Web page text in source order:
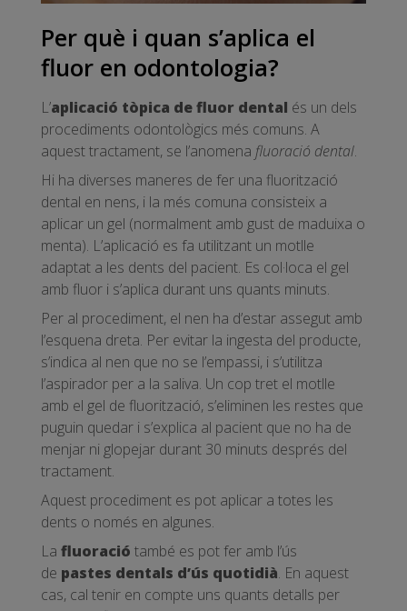
Per què i quan s’aplica el
fluor en odontologia?
L’aplicació tòpica de fluor dental és un dels
procediments odontològics més comuns. A
aquest tractament, se l’anomena fluoració dental.
Hi ha diverses maneres de fer una fluorització
dental en nens, i la més comuna consisteix a
aplicar un gel (normalment amb gust de maduixa o
menta). L’aplicació es fa utilitzant un motlle
adaptat a les dents del pacient. Es col·loca el gel
amb fluor i s’aplica durant uns quants minuts.
Per al procediment, el nen ha d’estar assegut amb
l’esquena dreta. Per evitar la ingesta del producte,
s’indica al nen que no se l’empassi, i s’utilitza
l’aspirador per a la saliva. Un cop tret el motlle
amb el gel de fluorització, s’eliminen les restes que
puguin quedar i s’explica al pacient que no ha de
menjar ni glopejar durant 30 minuts després del
tractament.
Aquest procediment es pot aplicar a totes les
dents o només en algunes.
La fluoració també es pot fer amb l’ús
de pastes dentals d’ús quotidià. En aquest
cas, cal tenir en compte uns quants detalls per